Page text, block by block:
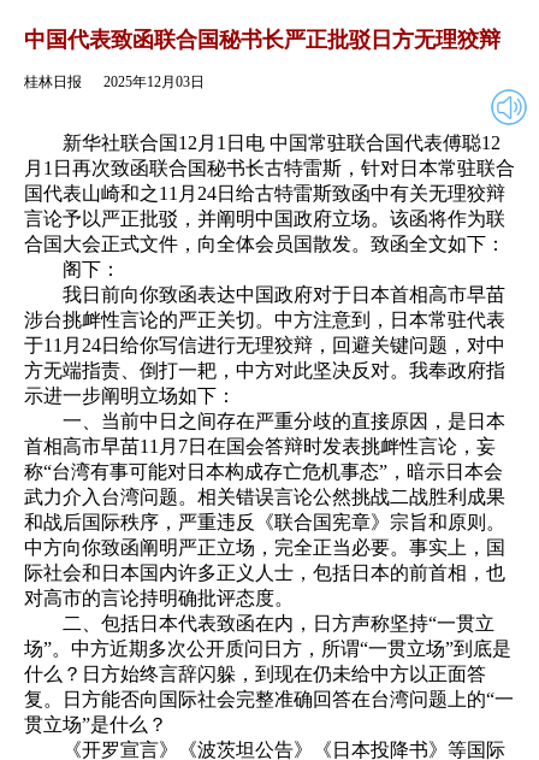
2025年12月03日
中国代表致函联合国秘书长严正批驳日方无理狡辩
桂林日报 2025年12月03日
新华社联合国12月1日电 中国常驻联合国代表傅聪12
月1日再次致函联合国秘书长古特雷斯，针对日本常驻联合
国代表山崎和之11月24日给古特雷斯致函中有关无理狡辩
言论予以严正批驳，并阐明中国政府立场。该函将作为联
合国大会正式文件，向全体会员国散发。致函全文如下：
阁下：
我日前向你致函表达中国政府对于日本首相高市早苗
涉台挑衅性言论的严正关切。中方注意到，日本常驻代表
于11月24日给你写信进行无理狡辩，回避关键问题，对中
方无端指责、倒打一耙，中方对此坚决反对。我奉政府指
示进一步阐明立场如下：
一、当前中日之间存在严重分歧的直接原因，是日本
首相高市早苗11月7日在国会答辩时发表挑衅性言论，妄
称“台湾有事可能对日本构成存亡危机事态”，暗示日本会
武力介入台湾问题。相关错误言论公然挑战二战胜利成果
和战后国际秩序，严重违反《联合国宪章》宗旨和原则。
中方向你致函阐明严正立场，完全正当必要。事实上，国
际社会和日本国内许多正义人士，包括日本的前首相，也
对高市的言论持明确批评态度。
二、包括日本代表致函在内，日方声称坚持“一贯立
场”。中方近期多次公开质问日方，所谓“一贯立场”到底是
什么？日方始终言辞闪躲，到现在仍未给中方以正面答
复。日方能否向国际社会完整准确回答在台湾问题上的“一
贯立场”是什么？
《开罗宣言》《波茨坦公告》《日本投降书》等国际